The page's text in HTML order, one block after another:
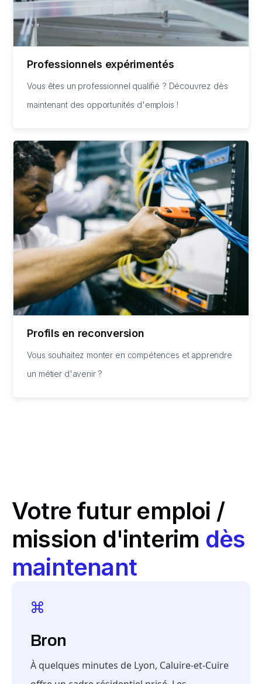
Professionnels expérimentés
Vous êtes un professionnel qualifié ? Découvrez dès
maintenant des opportunités d'emplois !
Profils en reconversion
Vous souhaitez monter en compétences et apprendre
un métier d'avenir ?
Votre futur emploi /
mission d'interim dès
maintenant
Bron
À quelques minutes de Lyon, Caluire-et-Cuire